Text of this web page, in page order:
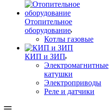
Отопительное
оборудование
Котлы газовые
КИП и ЗИП
Электромагнитные
катушки
Электроприводы
Реле и датчики